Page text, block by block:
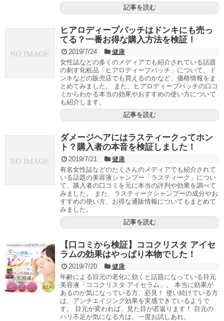
記事を読む
ヒアロディープパッチはドンキにも売っ
てる？一番お得な購入方法を検証！
2019/7/24
健康
女性誌などの多くのメディアでも紹介されている話題
の刺す化粧品「ヒアロディープパッチ」について、ド
ンキなどの販売店でも買えるのかなど、価格情報をま
とめてみました。 また、ヒアロディープパッチの口コ
ミからわかる本当の効果やおすすめの使い方について
も紹介します。
記事を読む
ダメージヘアにはラスティークってホン
ト？購入者の本音を検証しました！
2019/7/21
健康
有名女性誌などのたくさんのメディアでも紹介されて
いる話題の美容液シャンプー「ラスティーク」につい
て、購入者の口コミを元に本当の評判や効果を調べて
みました。 また、ラスティークシャンプーの成分やお
すすめの使い方、お得な通販情報についてもまとめて
みました。
記事を読む
【口コミから検証】ココクリスタ アイセ
ラムの効果はやっぱり本物でした！
2019/7/20
健康
年齢による目元の老化に効くと話題になっている目元
美容液「ココクリスタ アイセラム」。 本当に効果が
あるのか気になっている方、必見！ 使い続けている方
は、アンチエイジング効果を実感できているようで
す。 目元が変われば、見た目が若返ります！ 目元の
ハリ不足が気になる方は、一度お試しあれ。